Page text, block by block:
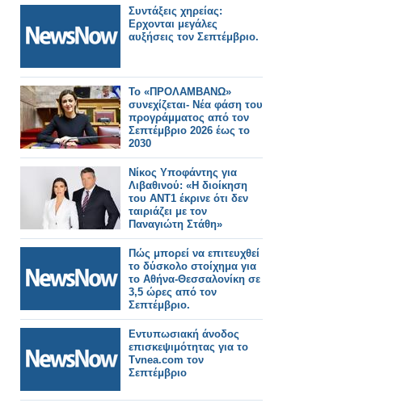
Συντάξεις χηρείας:
Ερχονται μεγάλες
αυξήσεις τον Σεπτέμβριο.
Το «ΠΡΟΛΑΜΒΑΝΩ»
συνεχίζεται- Νέα φάση του
προγράμματος από τον
Σεπτέμβριο 2026 έως το
2030
Νίκος Υποφάντης για
Λιβαθινού: «Η διοίκηση
του ΑΝΤ1 έκρινε ότι δεν
ταιριάζει με τον
Παναγιώτη Στάθη»
Πώς μπορεί να επιτευχθεί
το δύσκολο στοίχημα για
το Αθήνα-Θεσσαλονίκη σε
3,5 ώρες από τον
Σεπτέμβριο.
Εντυπωσιακή άνοδος
επισκεψιμότητας για το
Tvnea.com τον
Σεπτέμβριο